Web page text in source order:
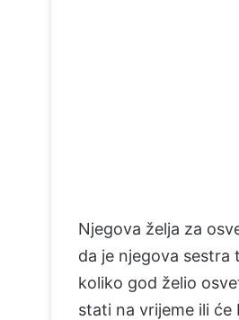
Njegova želja za
da je njegova sestra
koliko god želio
stati na vrijeme ili